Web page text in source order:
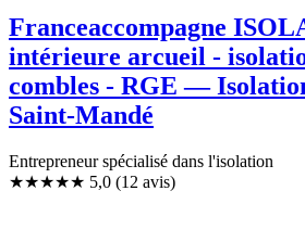
Franceaccompagne
intérieure arcueil -
combles - RGE —
Saint-Mandé
Entrepreneur spécialisé dans l'isolation
★★★★★ 5,0 (12 avis)